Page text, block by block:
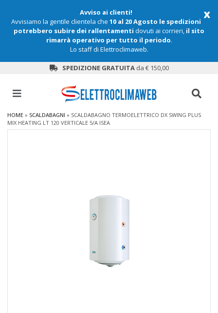
x
Avviso ai clienti!
Avvisiamo la gentile clientela che 10 al 20 Agosto le spedizioni
potrebbero subire dei rallentamenti dovuti ai corrieri, il sito
rimarrà operativo per tutto il periodo.
Lo staff di Elettroclimaweb.
SPEDIZIONE GRATUITAda € 150,00
HOME » SCALDABAGNI » SCALDABAGNO TERMOELETTRICO DX SWING PLUS
MIX HEATING LT 120 VERTICALE 5/A ISEA